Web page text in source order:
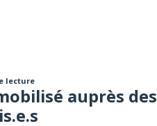
lecture
auprès des